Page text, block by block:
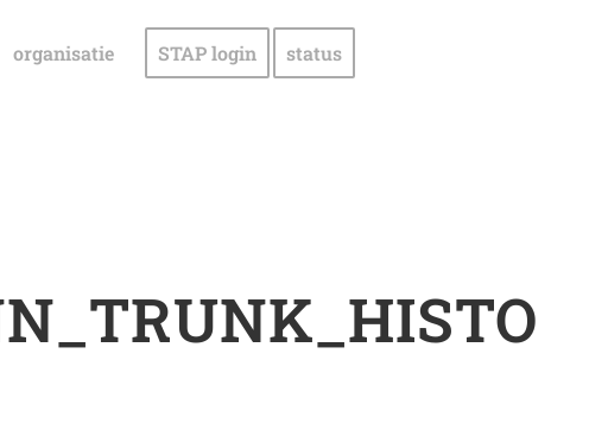
organisatie STAP login status